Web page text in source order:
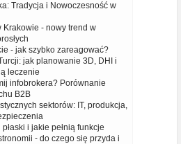
Tradycja i Nowoczesność w
Krakowie - nowy trend w
- jak szybko zareagować?
jak planowanie 3D, DHI i
leczenie
infobrokera? Porównanie
B2B
sektorów: IT, produkcja,
i jakie pełnią funkcje
- do czego się przyda i